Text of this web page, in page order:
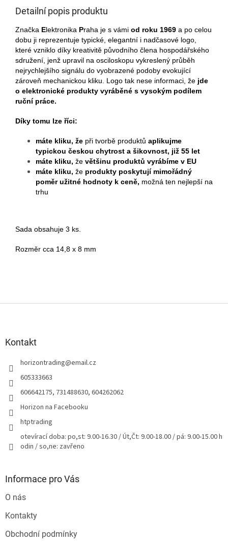
Detailní popis produktu
Značka Elektronika Praha je s vámi od roku 1969 a po celou
dobu ji reprezentuje typické, elegantní i nadčasové logo,
které vzniklo díky kreativitě původního člena hospodářského
sdružení, jenž upravil na osciloskopu vykreslený průběh
nejrychlejšího signálu do vyobrazené podoby evokující
zároveň mechanickou kliku. Logo tak nese informaci, že jde
o elektronické produkty vyráběné s vysokým podílem
ruční práce.
Díky tomu lze říci:
máte kliku, že při tvorbě produktů aplikujme
typickou českou chytrost a šikovnost, již 55 let
máte kliku, že většinu produktů vyrábíme v EU
máte kliku, že produkty poskytují mimořádný
poměr užitné hodnoty k ceně, možná ten nejlepší na
trhu
Sada obsahuje 3 ks.
Rozměr cca 14,8 x 8 mm
Kontakt
horizontrading@email.cz
605333663
606642175, 731488630, 604262062
Horizon na Facebooku
htptrading
otevírací doba: po,st: 9.00-16.30 / Út,Čt: 9.00-18.00 / pá: 9.00-15.00 h
odin / so,ne: zavřeno
Informace pro Vás
O nás
Kontakty
Obchodní podmínky